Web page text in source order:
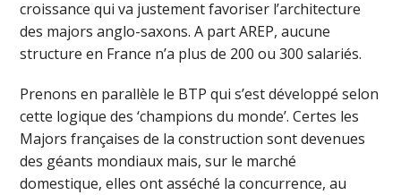
croissance qui va justement favoriser l’architecture
des majors anglo-saxons. A part AREP, aucune
structure en France n’a plus de 200 ou 300 salariés.
Prenons en parallèle le BTP qui s’est développé selon
cette logique des ‘champions du monde’. Certes les
Majors françaises de la construction sont devenues
des géants mondiaux mais, sur le marché
domestique, elles ont asséché la concurrence, au